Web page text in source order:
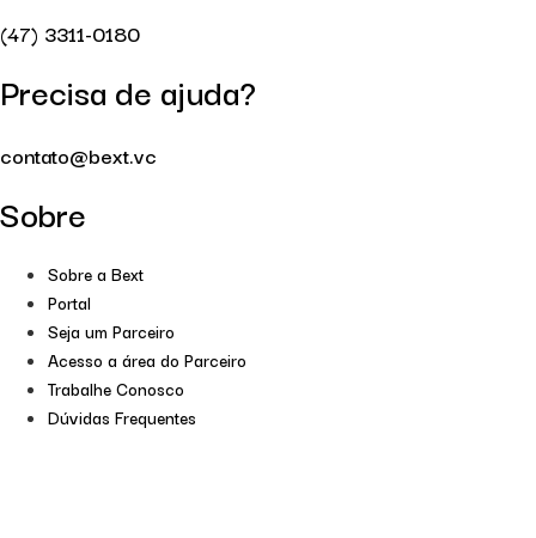
(47) 3311-0180
Precisa de ajuda?
contato@bext.vc
Sobre
Sobre a Bext
Portal
Seja um Parceiro
Acesso a área do Parceiro
Trabalhe Conosco
Dúvidas Frequentes